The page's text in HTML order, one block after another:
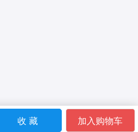
收 藏 加入购物车